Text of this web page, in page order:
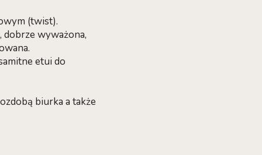
(twist).
dobrze wyważona,
etui do
biurka a także